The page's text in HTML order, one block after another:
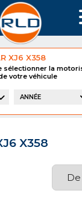
XJ6 X358
sélectionner la
votre véhicule
ANNÉE
X358